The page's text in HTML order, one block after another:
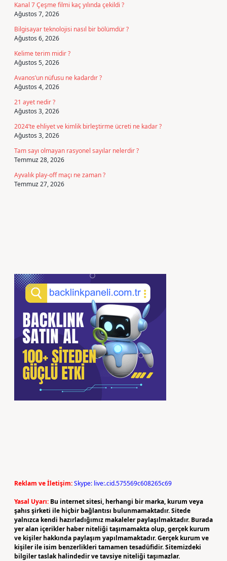
Kanal 7 Çeşme filmi kaç yılında çekildi ?
Ağustos 7, 2026
Bilgisayar teknolojisi nasıl bir bölümdür ?
Ağustos 6, 2026
Kelime terim midir ?
Ağustos 5, 2026
Avanos’un nüfusu ne kadardır ?
Ağustos 4, 2026
21 ayet nedir ?
Ağustos 3, 2026
2024’te ehliyet ve kimlik birleştirme ücreti ne kadar ?
Ağustos 3, 2026
Tam sayı olmayan rasyonel sayılar nelerdir ?
Temmuz 28, 2026
Ayvalık play-off maçı ne zaman ?
Temmuz 27, 2026
Reklam ve İletişim:Skype: live:.cid.575569c608265c69
Yasal Uyarı: Bu internet sitesi, herhangi bir marka, kurum veya
şahıs şirketi ile hiçbir bağlantısı bulunmamaktadır. Sitede
yalnızca kendi hazırladığımız makaleler paylaşılmaktadır. Burada
yer alan içerikler haber niteliği taşımamakta olup, gerçek kurum
ve kişiler hakkında paylaşım yapılmamaktadır. Gerçek kurum ve
kişiler ile isim benzerlikleri tamamen tesadüfidir. Sitemizdeki
bilgiler taslak halindedir ve tavsiye niteliği taşımazlar.